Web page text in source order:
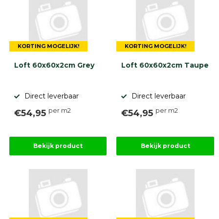
Halfverharding
diversen
Beplantings
Kunstgras
Aanbiedingen
(informatie)
9.1
KORTING MOGELIJK!
Loft 60x60x2cm Grey
Direct leverbaar
€54,95 per m2
Bekijk product
KORTING MOGELIJK!
Loft 60x60x2cm Taupe
Direct leverbaar
€54,95 per m2
Bekijk product